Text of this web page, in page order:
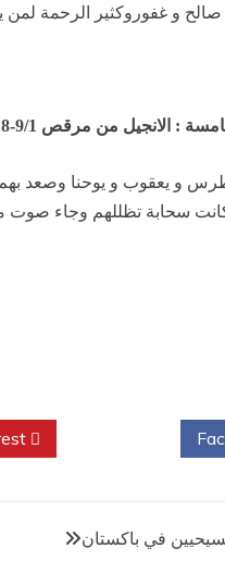
صالح و غفوروكثير الرحمة
: الانجيل من مرقص 9/1-8
و يعقوب و يوحنا وصعد بهم
سحابة تظللهم وجاء صوت
في باكستان